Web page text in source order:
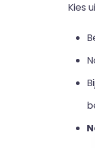
Kies